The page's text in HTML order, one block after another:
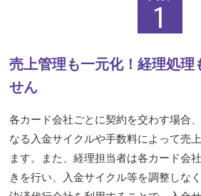
売上管理も一元化！経理処理
せん
各カード会社ごとに契約を交わす場合
なる入金サイクルや手数料によって売
ます。また、経理担当者は各カード会
きを行い、入金サイクル等を調整しな